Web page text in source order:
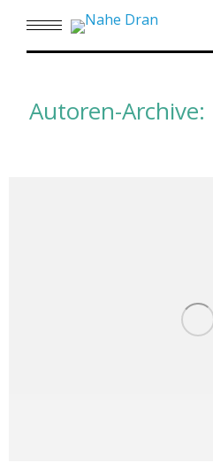
Autoren-Archive: